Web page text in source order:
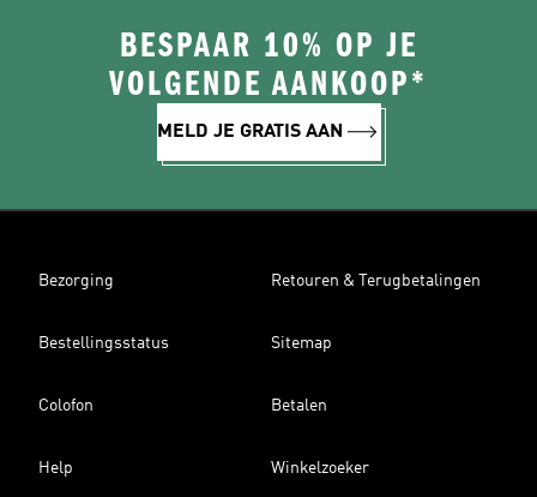
BESPAAR 10% OP JE
VOLGENDE AANKOOP*
MELD JE GRATIS AAN
Bezorging Retouren & Terugbetalingen
Bestellingsstatus Sitemap
Colofon Betalen
Help Winkelzoeker